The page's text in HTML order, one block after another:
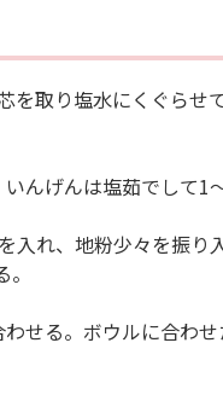
を取り塩水にくぐら
んげんは塩茹でして1
入れ、地粉少々を振
せる。ボウルに合わ